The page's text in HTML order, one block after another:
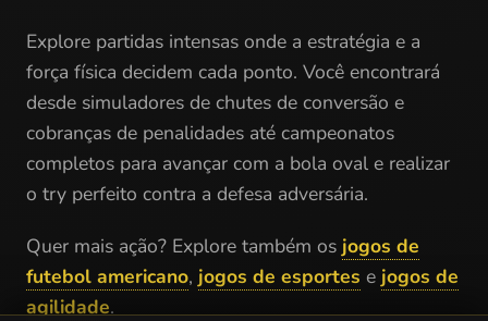
Explore partidas intensas onde a estratégia e a
força física decidem cada ponto. Você encontrará
desde simuladores de chutes de conversão e
cobranças de penalidades até campeonatos
completos para avançar com a bola oval e realizar
o try perfeito contra a defesa adversária.
Quer mais ação? Explore também os jogos de
futebol americano, jogos de esportes e jogos de
agilidade.